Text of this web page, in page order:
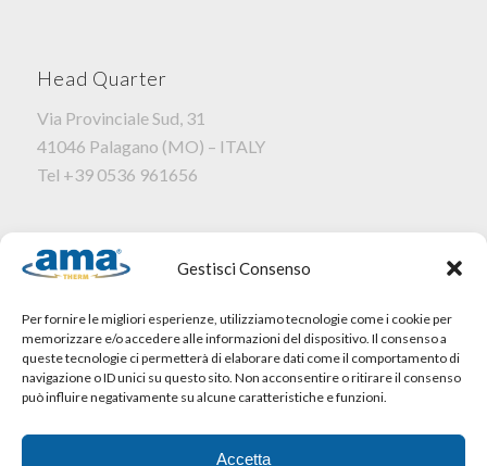
Gestisci Consenso
Per fornire le migliori esperienze, utilizziamo tecnologie come i cookie per
memorizzare e/o accedere alle informazioni del dispositivo. Il consenso a
queste tecnologie ci permetterà di elaborare dati come il comportamento di
navigazione o ID unici su questo sito. Non acconsentire o ritirare il consenso
può influire negativamente su alcune caratteristiche e funzioni.
Accetta
Head Quarter
Via Provinciale Sud, 31
41046 Palagano (MO) – ITALY
Tel +39 0536 961656
STABILIMENTO NR.3 – Amatherm
Via Trentino-Alto Adige, 22
41049 Sassuolo (MO) – ITALY
info@amatherm.it